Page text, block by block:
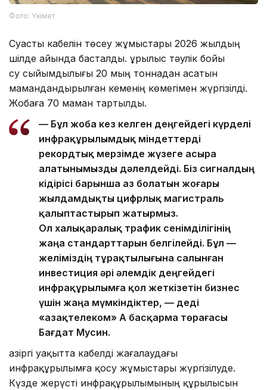
Фото: Үкімет
Суасты кабелін төсеу жұмыстары 2026 жылдың
шілде айында басталды. Құрылыс тәулік бойы
су сыйымдылығы 20 мың тоннадан асатын
мамандандырылған кеменің көмегімен жүргізілді.
Жобаға 70 маман тартылды.
— Бұл жоба кез келген деңгейдегі күрделі
инфрақұрылымдық міндеттерді
рекордтық мерзімде жүзеге асыра
алатынымызды дәлелдейді. Біз сигналдың
кідірісі барынша аз болатын жоғары
жылдамдықты цифрлық магистраль
қалыптастырып жатырмыз.
Ол халықаралық трафик сенімділігінің
жаңа стандарттарын белгілейді. Бұл —
желіміздің тұрақтылығына салынған
инвестиция әрі әлемдік деңгейдегі
инфрақұрылымға қол жеткізетін бизнес
үшін жаңа мүмкіндіктер, — деді
«Қазақтелеком» АҚ басқарма төрағасы
Бағдат Мусин.
Қазіргі уақытта кабелді жағалаудағы
инфрақұрылымға қосу жұмыстары жүргізілуде.
Күзде жерүсті инфрақұрылымының құрылысын